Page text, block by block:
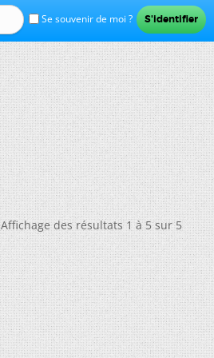
Se souvenir de moi ?
Affichage des résultats 1 à 5 sur 5